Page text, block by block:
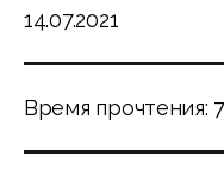
14.07.2021
Время прочтения: